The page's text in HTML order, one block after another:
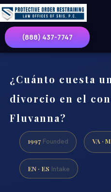
(888) 437-7747
¿Cuánto cuesta
divorcio en el
Fluvanna?
1997 Founded VA ·
EN · ES Intake